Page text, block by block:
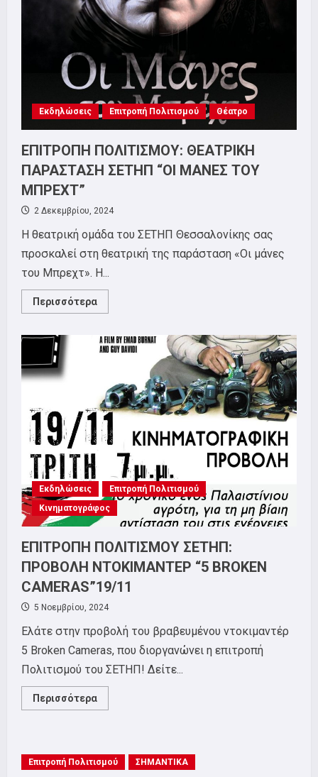
Εκδηλώσεις Επιτροπή Πολιτισμού Θέατρο
ΕΠΙΤΡΟΠΗ ΠΟΛΙΤΙΣΜΟΥ: ΘΕΑΤΡΙΚΗ
ΠΑΡΑΣΤΑΣΗ ΣΕΤΗΠ “ΟΙ ΜΑΝΕΣ ΤΟΥ
ΜΠΡΕΧΤ”
2 Δεκεμβρίου, 2024
Η θεατρική ομάδα του ΣΕΤΗΠ Θεσσαλονίκης σας
προσκαλεί στη θεατρική της παράσταση «Οι μάνες
του Μπρεχτ». Η...
Περισσότερα
more
ΠΟΛΙΤΙΣΜΟΥ:
ΘΕΑΤΡΙΚΗ
ΜΑΝΕΣ
ΤΟΥ
ΜΠΡΕΧΤ”
Εκδηλώσεις
Επιτροπή Πολιτισμού
Κινηματογράφος
ΕΠΙΤΡΟΠΗ ΠΟΛΙΤΙΣΜΟΥ ΣΕΤΗΠ:
ΠΡΟΒΟΛΗ ΝΤΟΚΙΜΑΝΤΕΡ “5 BROKEN
CAMERAS”19/11
5 Νοεμβρίου, 2024
Ελάτε στην προβολή του βραβευμένου ντοκιμαντέρ
5 Broken Cameras, που διοργανώνει η επιτροπή
Πολιτισμού του ΣΕΤΗΠ! Δείτε...
Περισσότερα
more
ΠΡΟΒΟΛΗ
ΝΤΟΚΙΜΑΝΤΕΡ
Επιτροπή Πολιτισμού ΣΗΜΑΝΤΙΚΑ